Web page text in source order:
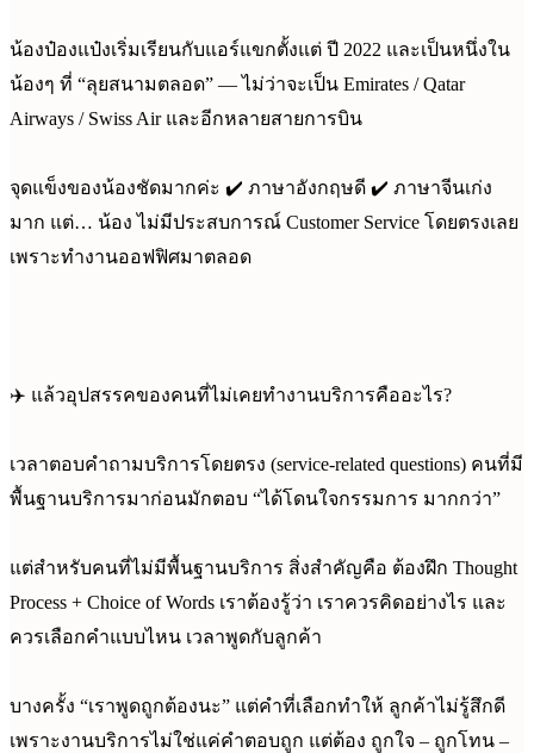
น้องป๋องแป๋งเริ่มเรียนกับแอร์แขกตั้งแต่ ปี 2022 และเป็นหนึ่งใน
น้องๆ ที่ “ลุยสนามตลอด” — ไม่ว่าจะเป็น Emirates / Qatar
Airways / Swiss Air และอีกหลายสายการบิน
จุดแข็งของน้องชัดมากค่ะ ✔️ ภาษาอังกฤษดี ✔️ ภาษาจีนเก่ง
มาก แต่… น้อง ไม่มีประสบการณ์ Customer Service โดยตรงเลย
เพราะทำงานออฟฟิศมาตลอด
✈️ แล้วอุปสรรคของคนที่ไม่เคยทำงานบริการคืออะไร?
เวลาตอบคำถามบริการโดยตรง (service-related questions) คนที่มี
พื้นฐานบริการมาก่อนมักตอบ “ได้โดนใจกรรมการ มากกว่า”
แต่สำหรับคนที่ไม่มีพื้นฐานบริการ สิ่งสำคัญคือ ต้องฝึก Thought
Process + Choice of Words เราต้องรู้ว่า เราควรคิดอย่างไร และ
ควรเลือกคำแบบไหน เวลาพูดกับลูกค้า
บางครั้ง “เราพูดถูกต้องนะ” แต่คำที่เลือกทำให้ ลูกค้าไม่รู้สึกดี
เพราะงานบริการไม่ใช่แค่คำตอบถูก แต่ต้อง ถูกใจ – ถูกโทน –